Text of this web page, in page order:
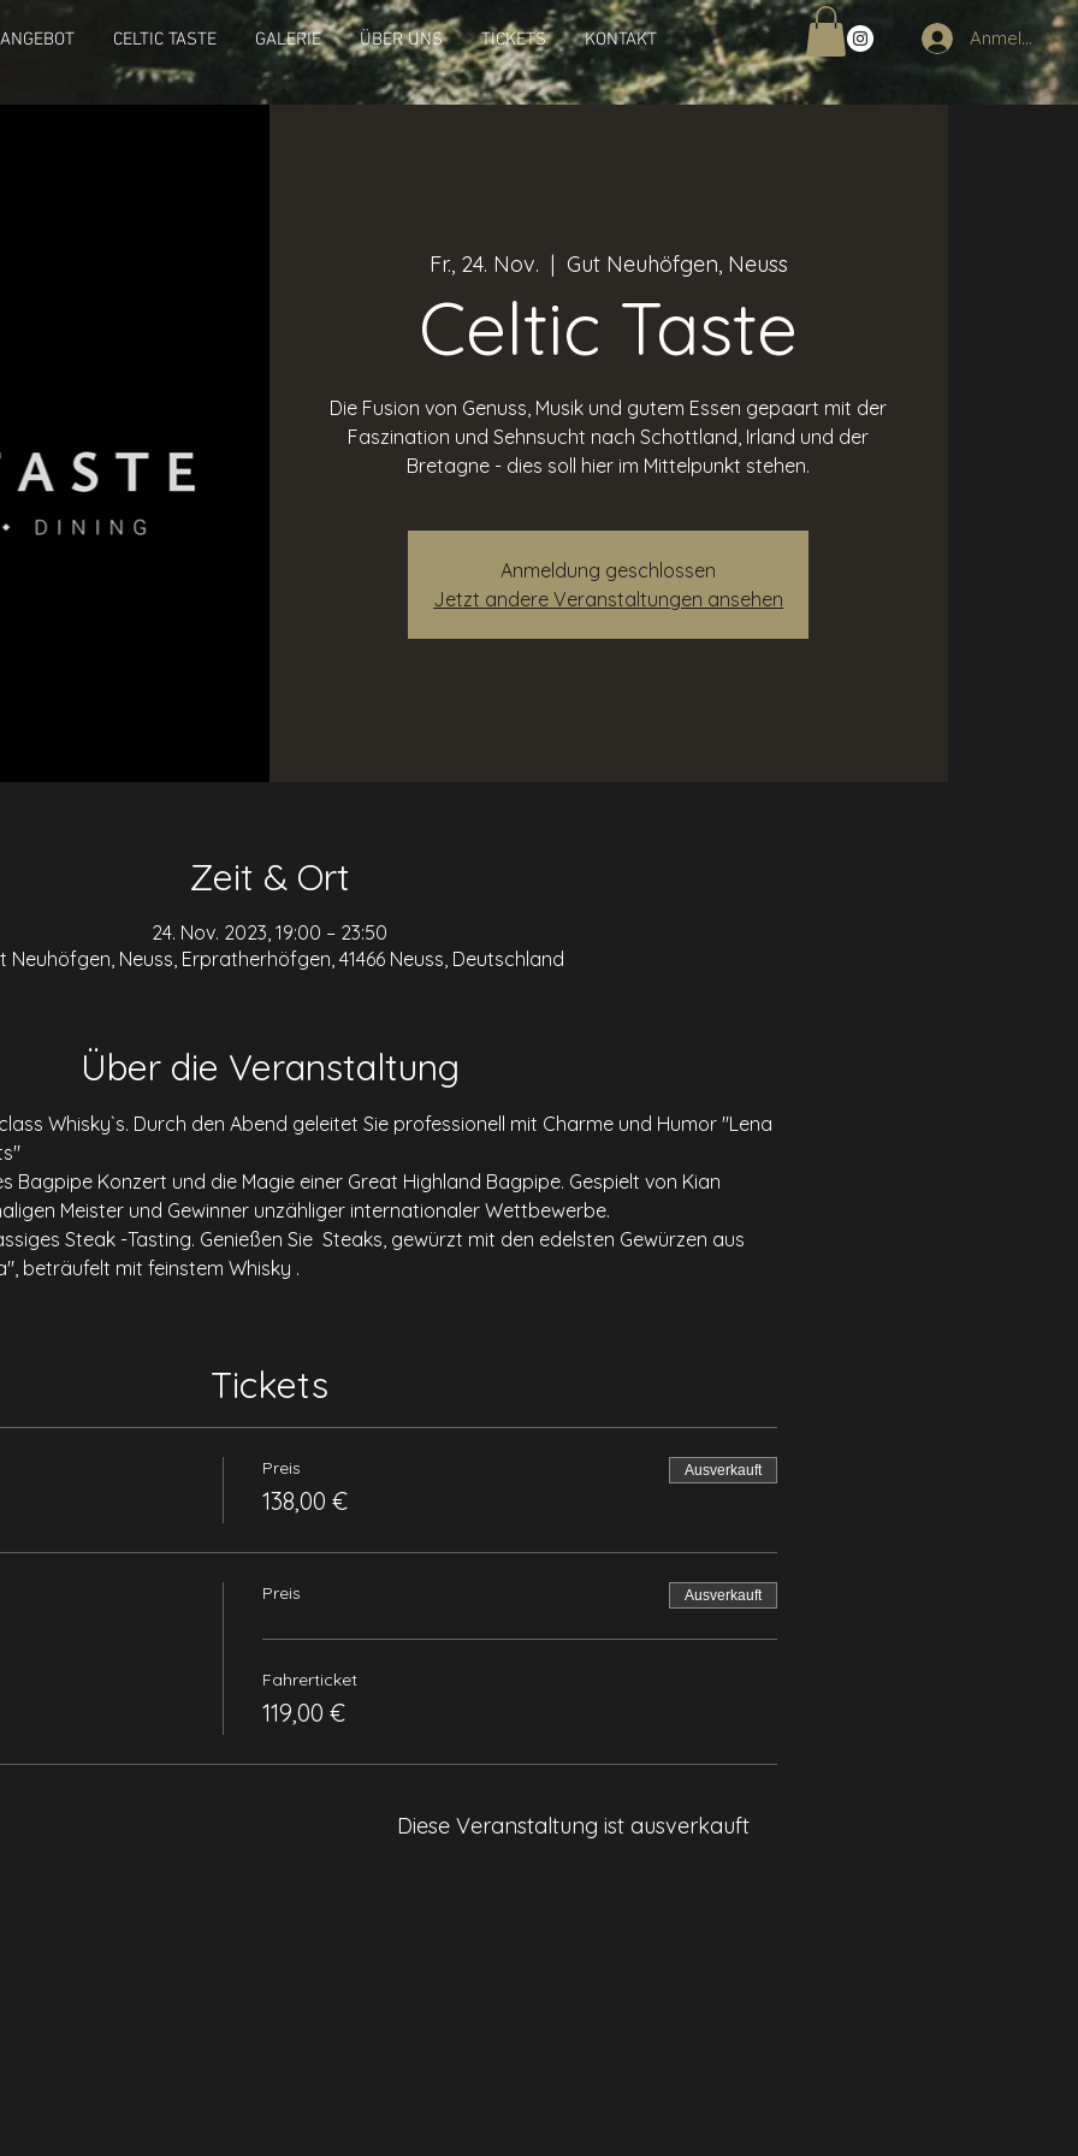
CELTIC TASTE GALERIE ÜBER UNS TICKETS KONTAKT Anmelden
Fr., 24. Nov.
  |
Gut Neuhöfgen, Neuss
Celtic Taste
Die Fusion von Genuss, Musik und gutem Essen gepaart mit der
Faszination und Sehnsucht nach Schottland, Irland und der
Anmeldung geschlossen
Jetzt andere Veranstaltungen ansehen
Zeit & Ort
24. Nov. 2023, 19:00 – 23:50
Neuhöfgen, Neuss, Erpratherhöfgen, 41466 Neuss, Deutschland
Über die Veranstaltung
Whisky`s. Durch den Abend geleitet Sie professionell mit Charme und Humor "Lena
Bagpipe Konzert und die Magie einer Great Highland Bagpipe. Gespielt von Kian
Meister und Gewinner unzähliger internationaler Wettbewerbe.
Steak -Tasting. Genießen Sie  Steaks, gewürzt mit den edelsten Gewürzen aus
beträufelt mit feinstem Whisky .
Tickets
Preis
138,00 €
Ausverkauft
Preis Ausverkauft
Fahrerticket
119,00 €
Diese Veranstaltung ist ausverkauft